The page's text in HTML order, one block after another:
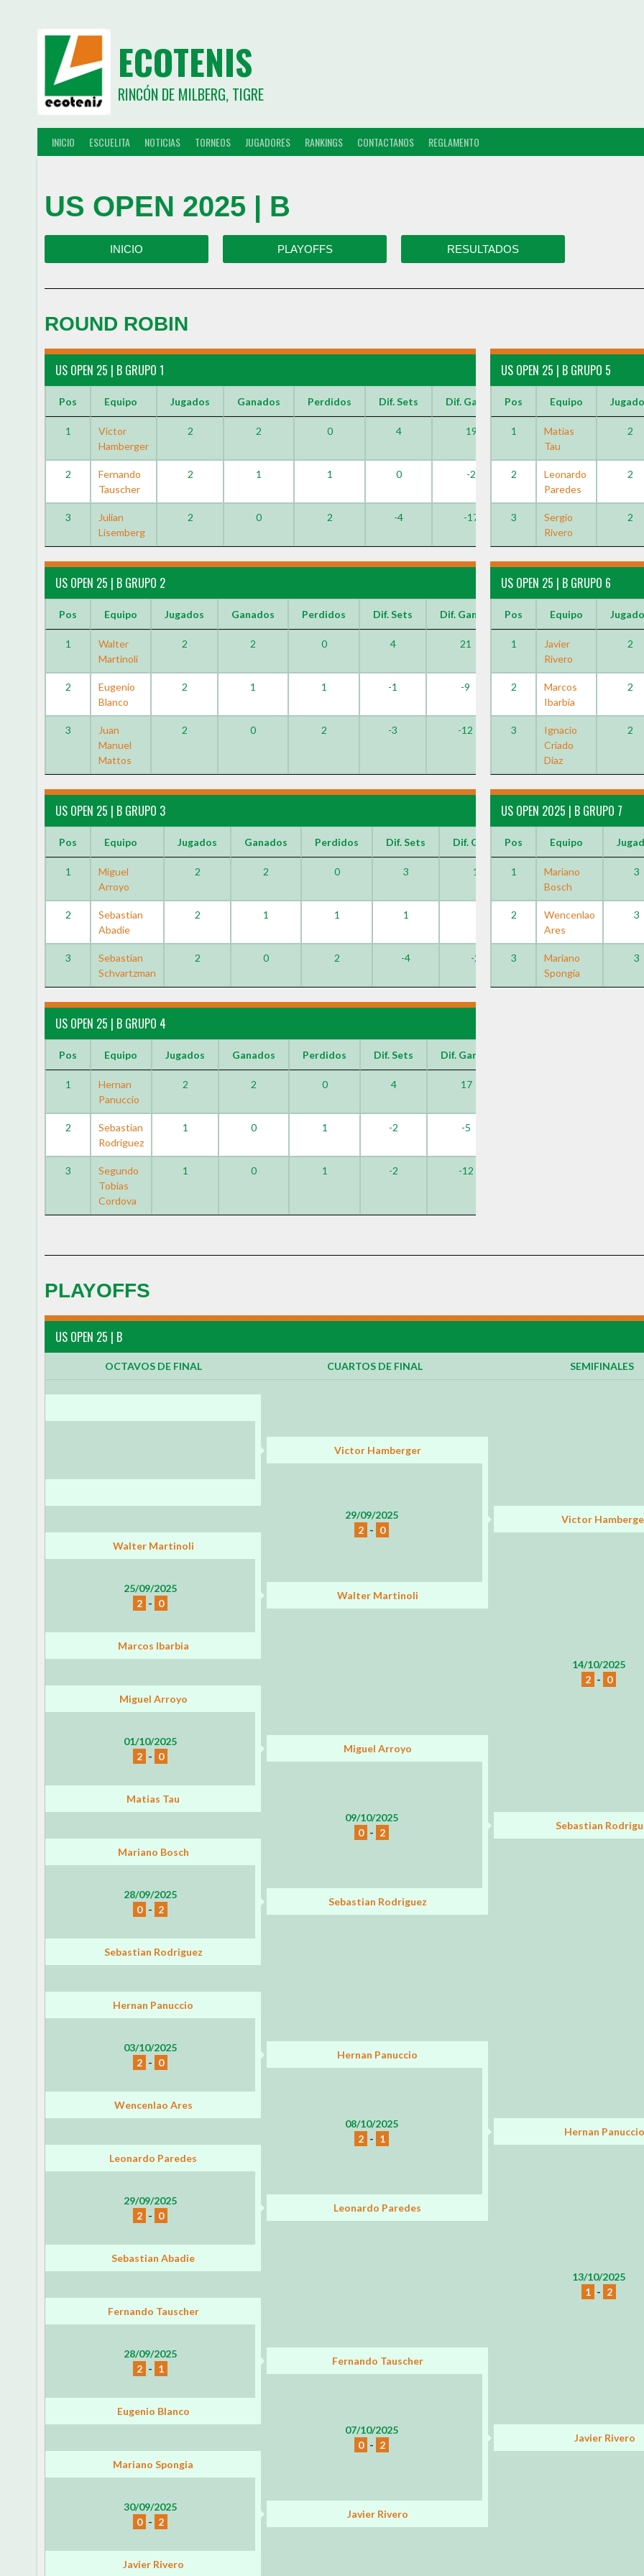
ECOTENIS
RINCÓN DE MILBERG, TIGRE
INICIO ESCUELITA NOTICIAS TORNEOS JUGADORES RANKINGS CONTACTANOS REGLAMENTO
US OPEN 2025 | B
INICIO PLAYOFFS RESULTADOS
ROUND ROBIN
US OPEN 25 | B GRUPO 1
Pos Equipo Jugados Ganados Perdidos Dif. Sets Dif. Games
1
Victor
Hamberger
2 2 0 4 19
2
Fernando
Tauscher
2 1 1 0 -2
3
Julian
Lisemberg
2 0 2 -4 -17
US OPEN 25 | B GRUPO 2
Pos Equipo Jugados Ganados Perdidos Dif. Sets Dif. Games
1
Walter
Martinoli
2 2 0 4 21
2
Eugenio
Blanco
2 1 1 -1 -9
3
Juan
Manuel
Mattos
2 0 2 -3 -12
US OPEN 25 | B GRUPO 3
Pos Equipo Jugados Ganados Perdidos Dif. Sets Dif. Games
1
Miguel
Arroyo
2 2 0 3 12
2
Sebastian
Abadie
2 1 1 1
3
Sebastian
Schvartzman
2 0 2 -4 -20
US OPEN 25 | B GRUPO 4
Pos Equipo Jugados Ganados Perdidos Dif. Sets Dif. Games
1
Hernan
Panuccio
2 2 0 4 17
2
Sebastian
Rodriguez
1 0 1 -2 -5
3
Segundo
Tobias
Cordova
1 0 1 -2 -12
US OPEN 25 | B GRUPO 5
Pos Equipo
1
Matias
Tau
2
2
Leonardo
Paredes
2
3
Sergio
Rivero
2
US OPEN 25 | B GRUPO 6
Pos Equipo
1
Javier
Rivero
2
2
Marcos
Ibarbia
2
3
Ignacio
Criado
Diaz
2
US OPEN 2025 | B GRUPO 7
Pos Equipo
1
Mariano
Bosch
3
2
Wencenlao
Ares
3
3
Mariano
Spongia
3
PLAYOFFS
US OPEN 25 | B
OCTAVOS DE FINAL CUARTOS DE FINAL SEMIFINALES
Victor Hamberger
29/09/2025
2 - 0
Victor
Walter Martinoli
14/10/2025
2 - 0
25/09/2025
2 - 0
Walter Martinoli
Marcos Ibarbia
Miguel Arroyo
01/10/2025
2 - 0
Miguel Arroyo
09/10/2025
0 - 2
Matias Tau
Sebastian
Mariano Bosch
28/09/2025
0 - 2
Sebastian Rodriguez
Sebastian Rodriguez
Hernan Panuccio
03/10/2025
2 - 0
Hernan Panuccio
08/10/2025
2 - 1
Wencenlao Ares
Hernan Panuccio
Leonardo Paredes
13/10/2025
1 - 2
29/09/2025
2 - 0
Leonardo Paredes
Sebastian Abadie
Fernando Tauscher
28/09/2025
2 - 1
Fernando Tauscher
07/10/2025
0 - 2
Eugenio Blanco
Javier Rivero
Mariano Spongia
30/09/2025
0 - 2
Javier Rivero
Javier Rivero